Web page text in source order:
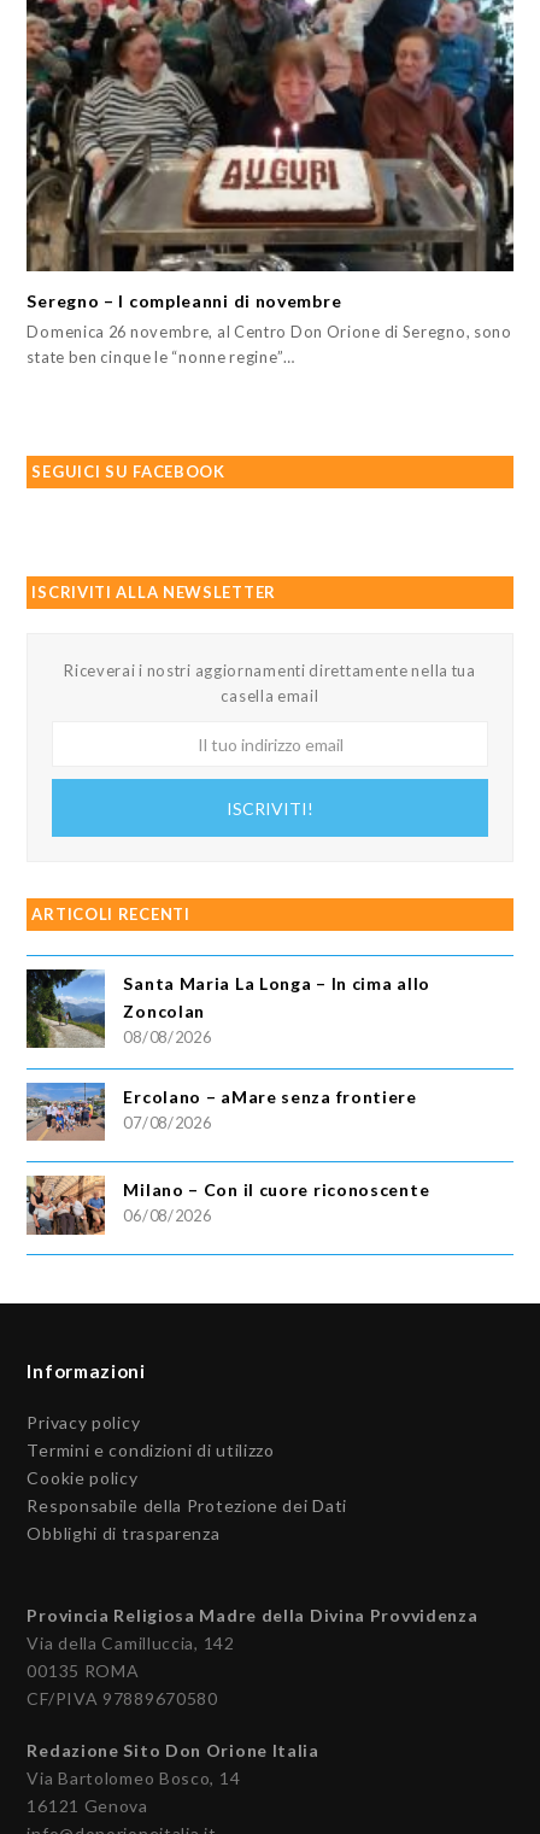
Seregno – I compleanni di novembre
Domenica 26 novembre, al Centro Don Orione di Seregno, sono
state ben cinque le “nonne regine”…
SEGUICI SU FACEBOOK
ISCRIVITI ALLA NEWSLETTER
Riceverai i nostri aggiornamenti direttamente nella tua
casella email
ISCRIVITI!
ARTICOLI RECENTI
Santa Maria La Longa – In cima allo
Zoncolan
08/08/2026
Ercolano – aMare senza frontiere
07/08/2026
Milano – Con il cuore riconoscente
06/08/2026
Informazioni
Privacy policy
Termini e condizioni di utilizzo
Cookie policy
Responsabile della Protezione dei Dati
Obblighi di trasparenza
Provincia Religiosa Madre della Divina Provvidenza
Via della Camilluccia, 142
00135 ROMA
CF/PIVA 97889670580
Redazione Sito Don Orione Italia
Via Bartolomeo Bosco, 14
16121 Genova